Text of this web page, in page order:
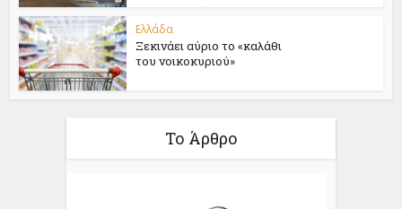
Ελλάδα
Ξεκινάει αύριο το «καλάθι
του νοικοκυριού»
Το Άρθρο